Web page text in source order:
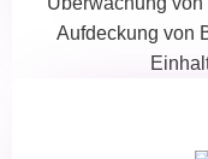
Aufdeckung von